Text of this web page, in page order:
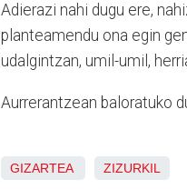
Adierazi nahi dugu ere,
planteamendu ona egin
udalgintzan, umil-umil,
Aurrerantzean baloratuko
GIZARTEA ZIZURKIL